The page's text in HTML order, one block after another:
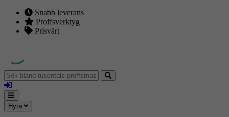
Snabb leverans
Proffsverktyg
Prisvärt
Sök
bland
tusentals
proffsmaskiner
Logga
in
Mina
sidor
Meny
Hyra